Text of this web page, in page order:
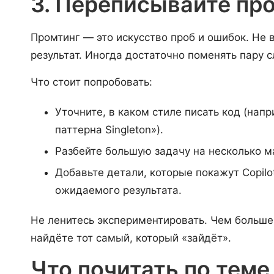
Промтинг — это искусство проб и ошибок. Не
результат. Иногда достаточно поменять пару
Что стоит попробовать:
Уточните, в каком стиле писать код
паттерна Singleton»).
Разбейте большую задачу на несколько
Добавьте детали, которые покажут
ожидаемого результата.
Не ленитесь экспериментировать. Чем
найдёте тот самый, который «зайдёт».